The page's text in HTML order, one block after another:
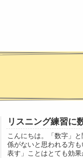
リスニング練習に
こんにちは。「数字」
係がないと思われる方
表す」ことはとても効